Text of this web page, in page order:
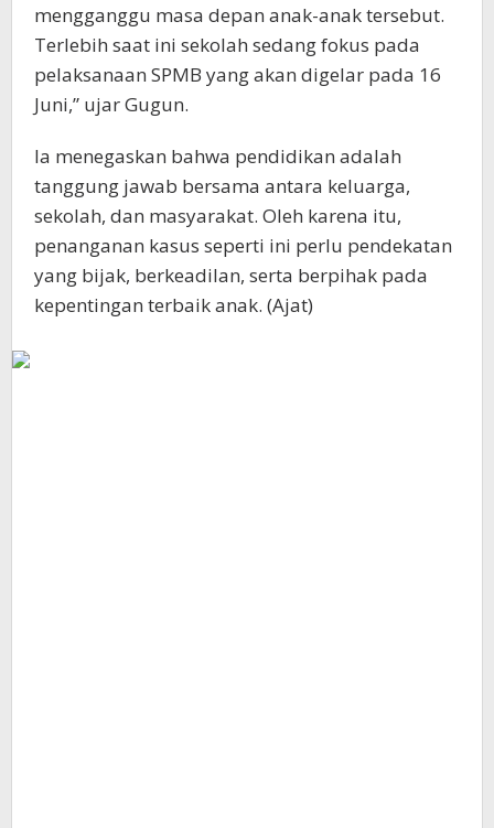
mengganggu masa depan anak-anak tersebut.
Terlebih saat ini sekolah sedang fokus pada
pelaksanaan SPMB yang akan digelar pada 16
Juni,” ujar Gugun.
Ia menegaskan bahwa pendidikan adalah
tanggung jawab bersama antara keluarga,
sekolah, dan masyarakat. Oleh karena itu,
penanganan kasus seperti ini perlu pendekatan
yang bijak, berkeadilan, serta berpihak pada
kepentingan terbaik anak. (Ajat)